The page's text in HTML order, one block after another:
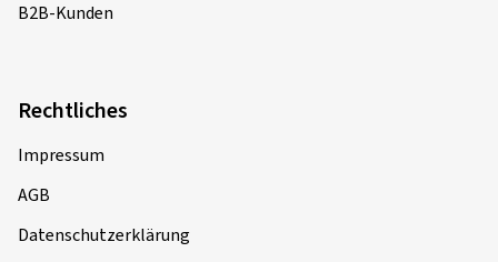
B2B-Kunden
Rechtliches
Impressum
AGB
Datenschutzerklärung